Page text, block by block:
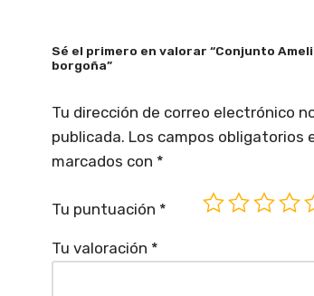
Sé el primero en valorar “Conjunto
borgoña”
Tu dirección de correo electrónico
publicada. Los campos obligatorios
marcados con *
Tu puntuación *
Tu valoración *